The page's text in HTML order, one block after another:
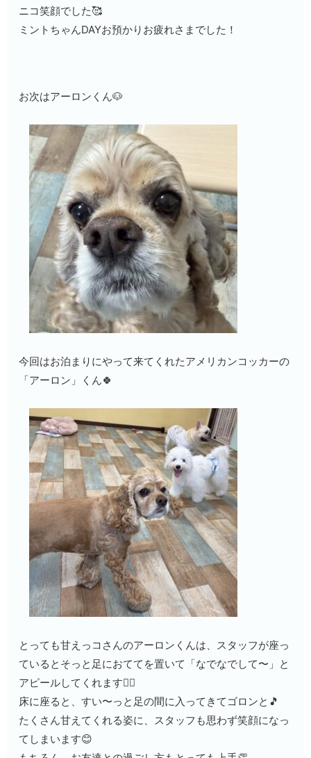
ニコ笑顔でした🥰
ミントちゃんDAYお預かりお疲れさまでした！
お次はアーロンくん🐶
今回はお泊まりにやって来てくれたアメリカンコッカーの
「アーロン」くん🍀
とっても甘えっコさんのアーロンくんは、スタッフが座っ
ているとそっと足におててを置いて「なでなでして〜」と
アピールしてくれます🙆‍♂️
床に座ると、すい〜っと足の間に入ってきてゴロンと🎵
たくさん甘えてくれる姿に、スタッフも思わず笑顔になっ
てしまいます😊